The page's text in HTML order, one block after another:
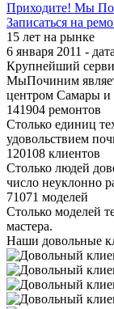
Приходите! Мы
Записаться на
15 лет на рынке
6 января 2011 -
Крупнейший
МыПочиним
центром Самары и
141904 ремонтов
Столько единиц
удовольствием
120108 клиентов
Столько людей
число неуклонно
71071 моделей
Столько моделей
мастера.
Наши довольные